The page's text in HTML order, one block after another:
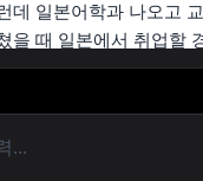
데 일본어학과 나오고
을 때 일본에서 취업할